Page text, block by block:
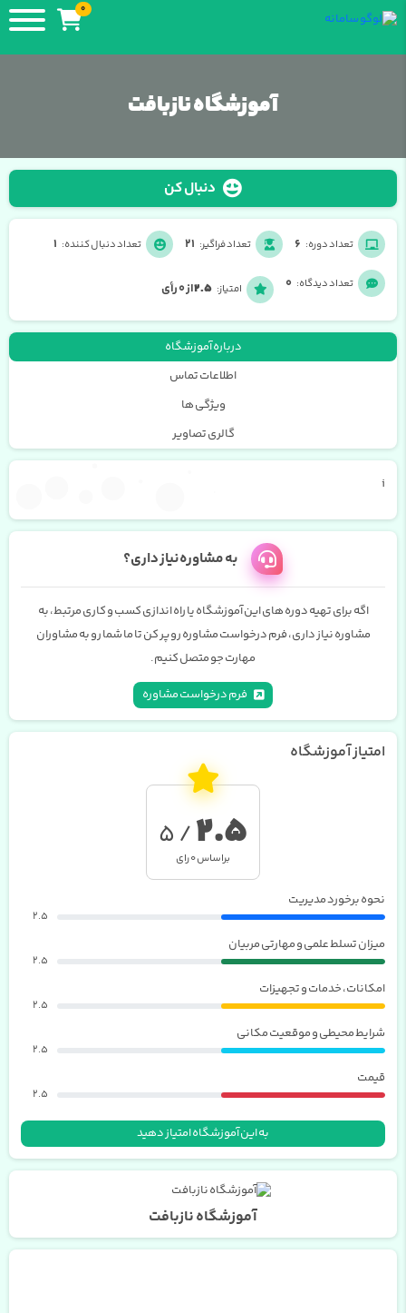
0
آموزشگاه نازبافت
دنبال کن
تعداد دوره: 6 تعداد فراگیر: 21 تعداد دنبال کننده: 1
تعداد دیدگاه: 0 امتیاز: 2.5از 0 رأی
درباره آموزشگاه
اطلاعات تماس
ویژگی ها
گالری تصاویر
i
به مشاوره نیاز داری؟
اگه برای تهیه دوره های این آموزشگاه یا راه اندازی کسب و کاری مرتبط، به
مشاوره نیاز داری،فرم درخواست مشاوره رو پر کن تا ما شما رو به مشاوران
مهارت جو متصل کنیم.
فرم درخواست مشاوره
امتیاز آموزشگاه
2.5
/ 5
براساس0رای
نحوه برخورد مدیریت
2.5
میزان تسلط علمی و مهارتی مربیان
2.5
امکانات، خدمات و تجهیزات
2.5
شرایط محیطی و موقعیت مکانی
2.5
قیمت
2.5
به این آموزشگاه امتیاز دهید
آموزشگاه نازبافت